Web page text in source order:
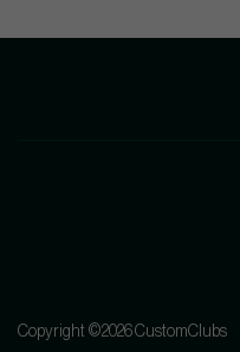
Copyright ©2026 CustomClubs